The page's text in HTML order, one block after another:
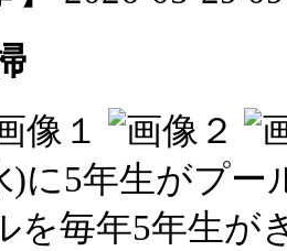
)に5年生がプ
を毎年5年生が